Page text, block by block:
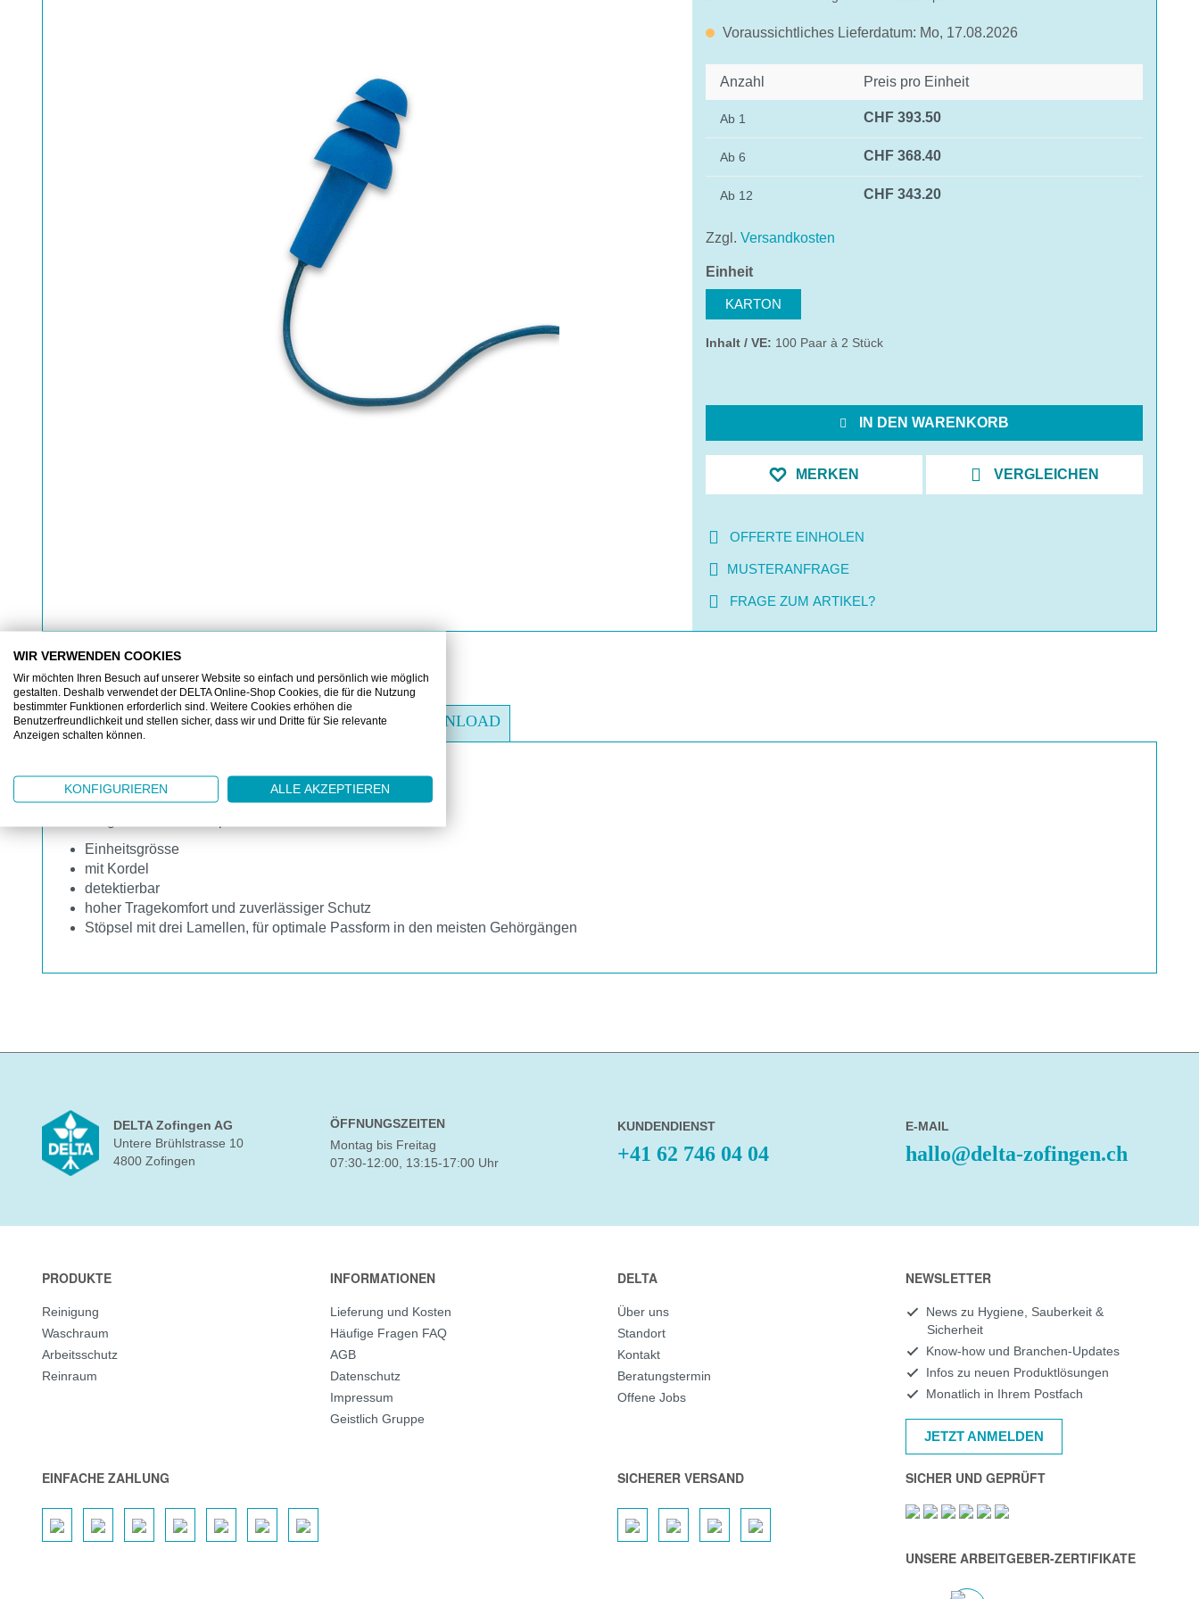
Voraussichtliches Lieferdatum: Mo, 17.08.2026
Anzahl Preis pro Einheit
Ab 1 CHF 393.50
Ab 6 CHF 368.40
Ab 12 CHF 343.20
Zzgl. Versandkosten
Einheitauswählen
KARTON
Inhalt / VE: 100 Paar à 2 Stück
IN DEN WARENKORB
MERKEN VERGLEICHEN
OFFERTE EINHOLEN
MUSTERANFRAGE
FRAGE ZUM ARTIKEL?
BESCHREIBUNG ZUSATZINFORMATIONEN DOWNLOAD
Ohrstöpsel detektierbar Blau 25db
Einheitsgrösse
mit Kordel
detektierbar
hoher Tragekomfort und zuverlässiger Schutz
Stöpsel mit drei Lamellen, für optimale Passform in den meisten Gehörgängen
DELTA Zofingen AG
Untere Brühlstrasse 10
4800 Zofingen
ÖFFNUNGSZEITEN
Montag bis Freitag
07:30-12:00, 13:15-17:00 Uhr
KUNDENDIENST
+41 62 746 04 04
E-MAIL
hallo@delta-zofingen.ch
PRODUKTE
Reinigung
Waschraum
Arbeitsschutz
Reinraum
INFORMATIONEN
Lieferung und Kosten
Häufige Fragen FAQ
AGB
Datenschutz
Impressum
Geistlich Gruppe
DELTA
Über uns
Standort
Kontakt
Beratungstermin
Offene Jobs
NEWSLETTER
News zu Hygiene, Sauberkeit &
Sicherheit
Know-how und Branchen-Updates
Infos zu neuen Produktlösungen
Monatlich in Ihrem Postfach
JETZT ANMELDEN
EINFACHE ZAHLUNG SICHERER VERSAND SICHER UND GEPRÜFT
UNSERE ARBEITGEBER-ZERTIFIKATE
WIR VERWENDEN COOKIES
Wir möchten Ihren Besuch auf unserer Website so einfach und persönlich wie möglich
gestalten. Deshalb verwendet der DELTA Online-Shop Cookies, die für die Nutzung
bestimmter Funktionen erforderlich sind. Weitere Cookies erhöhen die
Benutzerfreundlichkeit und stellen sicher, dass wir und Dritte für Sie relevante
Anzeigen schalten können.
KONFIGURIEREN ALLE AKZEPTIEREN